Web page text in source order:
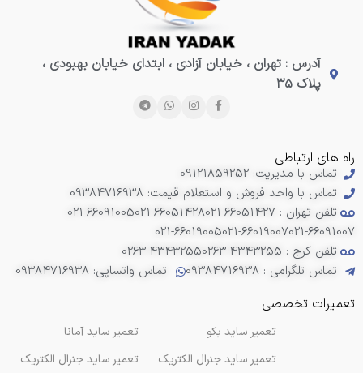
آدرس : تهران ، خیابان آزادی ، ابتدای خیابان بهبودی ،
پلاک ۳۵
راه های ارتباطی
تماس با مدیریت: 09121859252
تماس با واحد فروش و استعلام قیمت: 09384716938
تلفن تهران : 66051427-021
021-66051428
021-66091005
021-66091007
021-66019007
021-66019005
تلفن کرج : 4343255-0263
0263-4343255
تماس تلگرامی : 09384716938
تماس واتساپی: 09384716938
تعمیرات تخصصی
تعمیر ساید آمانا
تعمیر ساید جنرال الکتریک
تعمیر ساید بکو
تعمیر ساید جنرال الکتریک